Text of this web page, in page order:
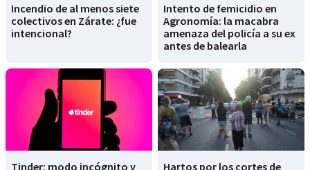
Incendio de al menos siete
colectivos en Zárate: ¿fue
intencional?
Intento de femicidio en
Agronomía: la macabra
amenaza del policía a su ex
antes de balearla
Tinder: modo incógnito y Hartos por los cortes de